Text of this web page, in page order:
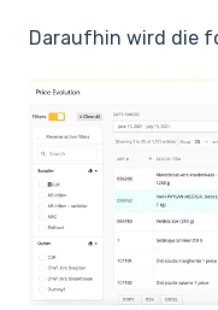
Daraufhin wird die